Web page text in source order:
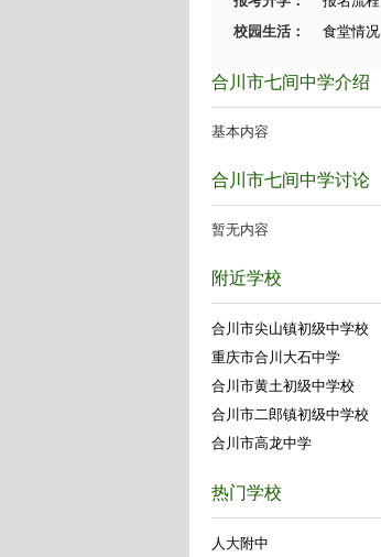
校园生活：
食堂情况
合川市七间中学介绍
基本内容
合川市七间中学讨论
暂无内容
附近学校
合川市尖山镇初级中学校
重庆市合川大石中学
合川市黄土初级中学校
合川市二郎镇初级中学校
合川市高龙中学
热门学校
人大附中